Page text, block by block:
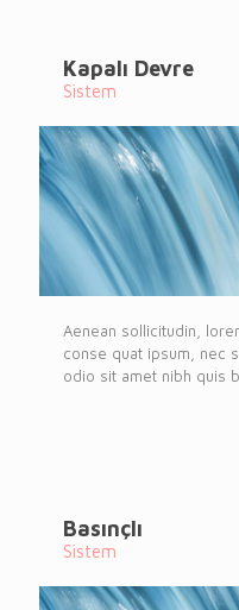
Kapalı Devre
Sistem
Aenean sollicitudin,
conse quat ipsum, nec
odio sit amet nibh quis
Basınçlı
Sistem